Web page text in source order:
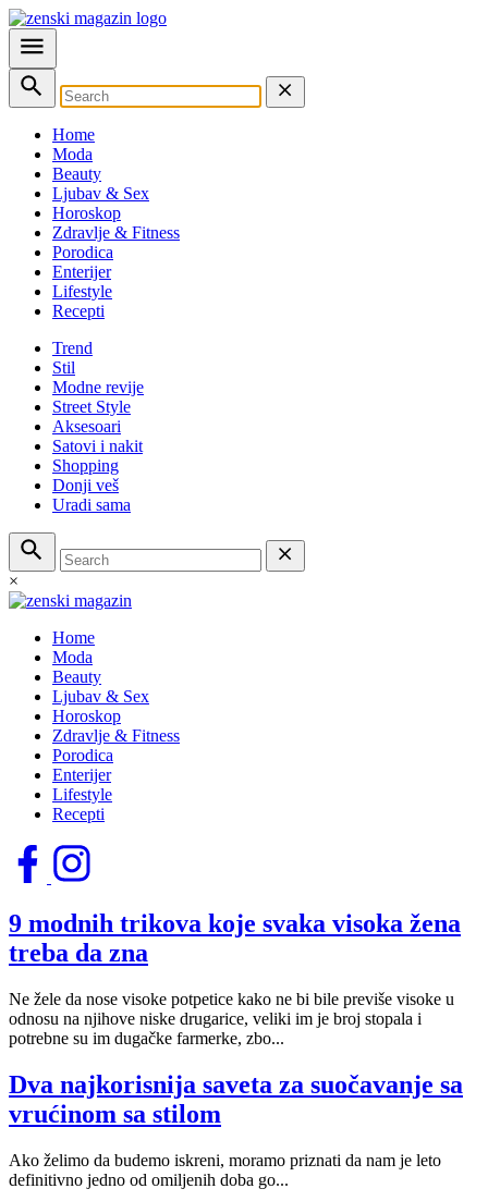
Home
Moda
Beauty
Ljubav & Sex
Horoskop
Zdravlje & Fitness
Porodica
Enterijer
Lifestyle
Recepti
Trend
Stil
Modne revije
Street Style
Aksesoari
Satovi i nakit
Shopping
Donji veš
Uradi sama
×
Home
Moda
Beauty
Ljubav & Sex
Horoskop
Zdravlje & Fitness
Porodica
Enterijer
Lifestyle
Recepti
9 modnih trikova koje svaka visoka žena
treba da zna
Ne žele da nose visoke potpetice kako ne bi bile previše visoke u
odnosu na njihove niske drugarice, veliki im je broj stopala i
potrebne su im dugačke farmerke, zbo...
Dva najkorisnija saveta za suočavanje sa
vrućinom sa stilom
Ako želimo da budemo iskreni, moramo priznati da nam je leto
definitivno jedno od omiljenih doba go...